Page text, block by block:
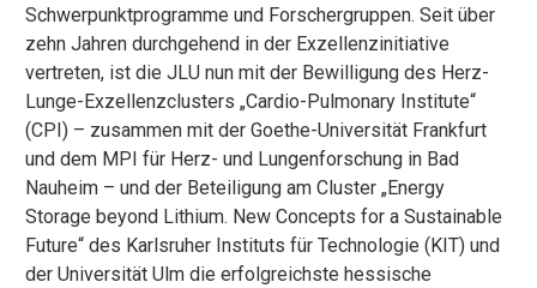
Schwerpunktprogramme und Forschergruppen. Seit über
zehn Jahren durchgehend in der Exzellenzinitiative
vertreten, ist die JLU nun mit der Bewilligung des Herz-
Lunge-Exzellenzclusters „Cardio-Pulmonary Institute“
(CPI) – zusammen mit der Goethe-Universität Frankfurt
und dem MPI für Herz- und Lungenforschung in Bad
Nauheim – und der Beteiligung am Cluster „Energy
Storage beyond Lithium. New Concepts for a Sustainable
Future“ des Karlsruher Instituts für Technologie (KIT) und
der Universität Ulm die erfolgreichste hessische